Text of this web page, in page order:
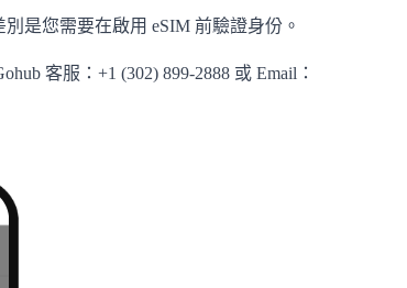
是您需要在啟用 eSIM 前驗證身份。
客服：+1 (302) 899-2888 或 Email：